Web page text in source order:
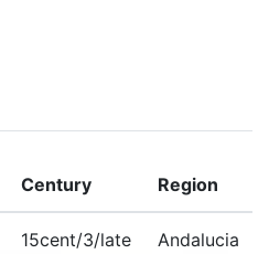
Century Region
15cent/3/late Andalucia